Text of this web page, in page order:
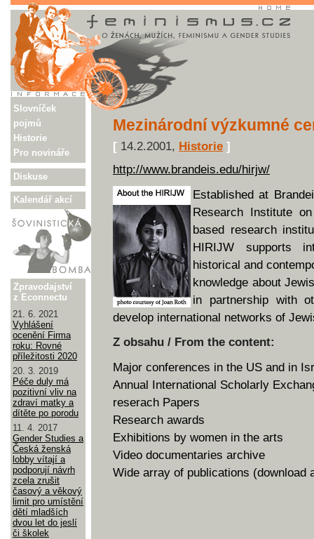
Slovníček
pojmů
Historie
Pro novináře
Diskuse
Kalendář akcí
Zpravodajství
z Econnectu
21. 6. 2021
Vyhlášení
ocenění Firma
roku: Rovné
příležitosti 2020
20. 3. 2019
Péče duly má
pozitivní vliv na
zdraví matky a
dítěte po porodu
11. 4. 2017
Gender Studies a
Česká ženská
lobby vítají a
podporují návrh
zcela zrušit
časový a věkový
limit pro umístění
dětí mladších
dvou let do jeslí
či školek
Mezinárodní výzkumné
[ 14.2.2001, Historie ]
http://www.brandeis.edu/hirjw/
Established at
Research Institute
based research
HIRIJW supports
historical and
knowledge about
in partnership with
develop international networks of
Z obsahu / From the content:
Major conferences in the US and in
Annual International Scholarly
reserach Papers
Research awards
Exhibitions by women in the arts
Video documentaries archive
Wide array of publications (download